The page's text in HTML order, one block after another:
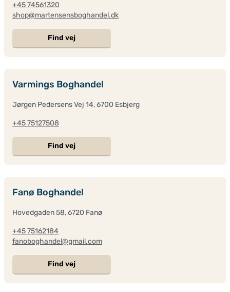
+45 74561320
shop@martensensboghandel.dk
Find vej
Varmings Boghandel
Jørgen Pedersens Vej 14, 6700 Esbjerg
+45 75127508
Find vej
Fanø Boghandel
Hovedgaden 58, 6720 Fanø
+45 75162184
fanoboghandel@gmail.com
Find vej